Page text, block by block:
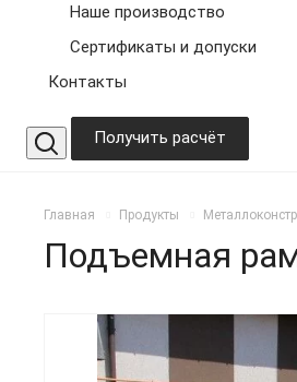
Наше производство
Сертификаты и допуски
Контакты
Получить расчёт
Главная Продукты
Подъемная